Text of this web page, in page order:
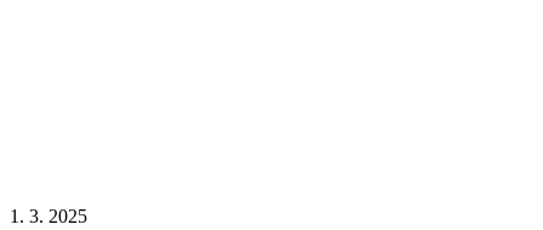
1. 3. 2025